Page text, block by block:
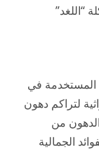
“اللغد”
المستخدمة في
لتراكم دهون
من
الجمالية